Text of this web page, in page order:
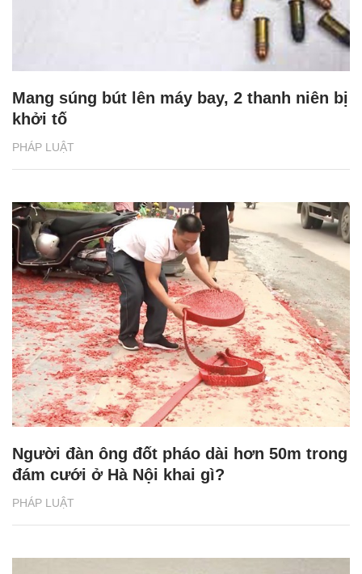
PHÁP LUẬT
Mang súng bút lên máy bay, 2 thanh niên bị
khởi tố
PHÁP LUẬT
Người đàn ông đốt pháo dài hơn 50m trong
đám cưới ở Hà Nội khai gì?